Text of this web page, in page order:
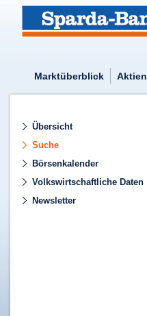
Marktüberblick Aktien
Übersicht
Suche
Börsenkalender
Volkswirtschaftliche Daten
Newsletter